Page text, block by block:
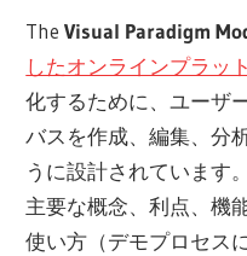
TheVisual Paradigm
したオンラインプラッ
化するために、ユーザ
バスを作成、編集、分
うに設計されています
主要な概念、利点、機
使い方（デモプロセス